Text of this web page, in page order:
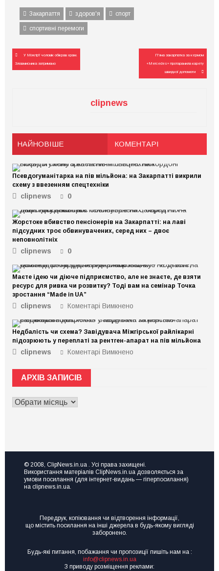
Закарпаття здоров'я спорт
спортивні перемоги
Навігація
записів
У Міжгір’ї чоловік обікрав храм.
Зловмисника затримано
П’яна закарпатка за кермом
«Mercedes» протаранила карету
швидкої допомоги
clipnews
НАЙНОВІШЕ КОМЕНТАРІ
Псевдогуманітарка на пів мільйона: на Закарпатті викрили
схему з ввезенням спецтехніки
clipnews 0
Жорстоке вбивство пенсіонерів на Закарпатті: на лаві
підсудних троє обвинувачених, серед них – двоє
неповнолітніх
clipnews 0
Маєте ідею чи діюче підприємство, але не знаєте, де взяти
ресурс для ривка чи розвитку? Тоді вам на семінар Точка
зростання “Made in UA”
clipnews Коментарі Вимкнено
ідею
чи
діюче
розвитку?
Тоді
вам
на
“Made
Недбалість чи схема? Завідувача Міжгірської райлікарні
підозрюють у переплаті за рентген-апарат на пів мільйона
clipnews Коментарі Вимкнено
за
апарат
на
АРХІВ ЗАПИСІВ
АРХІВ
ЗАПИСІВ
© 2008, ClipNews.in.ua . Усі права захищені.
Використання матеріалів ClipNews.in.ua дозволяється за
умови посилання (для інтернет-видань — гіперпосилання)
на clipnews.in.ua.
Передрук, копіювання чи відтворення інформації,
що містить посилання на інші джерела в будь-якому вигляді
заборонено.
Будь-які питання, побажання чи пропозиції пишіть нам на :
info@clipnews.in.ua
З приводу розміщення реклами: